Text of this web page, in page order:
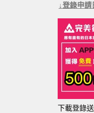
↓登錄申請
下載登錄